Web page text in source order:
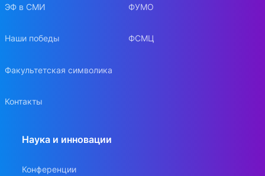
ЭФ в СМИ
Наши победы
Факультетская символика
Контакты
ФУМО
ФСМЦ
Наука и инновации
Конференции